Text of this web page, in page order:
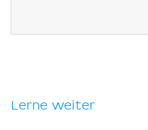
Lerne weiter